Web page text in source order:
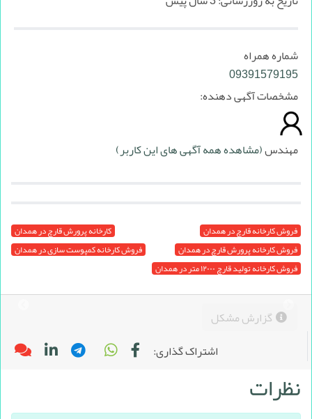
شماره همراه
09391579195
مشخصات آگهی دهنده:
مهندس(مشاهده همه آگهی های این کاربر)
فروش کارخانه قارچ در همدان
کارخانه پرورش قارچ در همدان
فروش کارخانه پرورش قارچ در همدان
فروش کارخانه کمپوست سازی در همدان
فروش کارخانه تولید قارچ ۱۲۰۰۰ متر در همدان
گزارش مشکل
اشتراک گذاری:
نظرات